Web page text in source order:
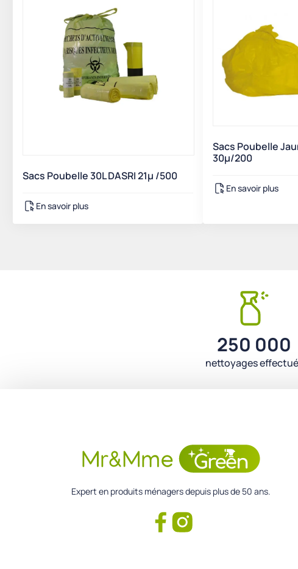
Sacs Poubelle 30L DASRI 21µ /500
En savoir plus
Sacs Poubelle
30µ/200
En savoir plus
250 000
nettoyages
Expert en produits ménagers depuis plus de 50 ans.